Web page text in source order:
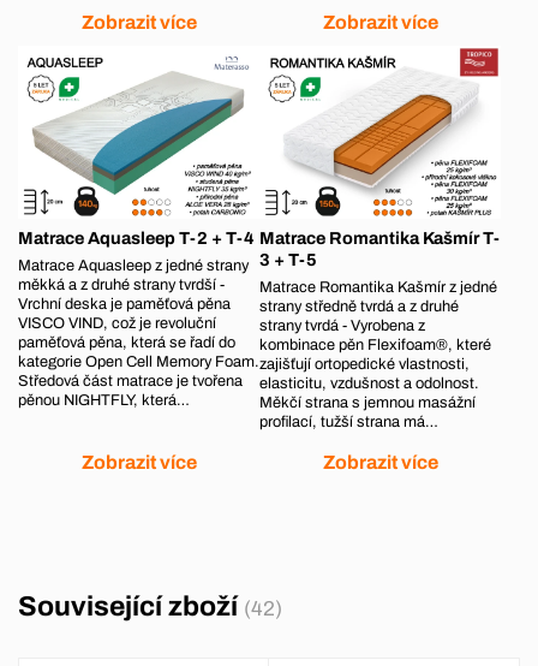
Zobrazit více Zobrazit více
Matrace Aquasleep T-2 + T-4
Matrace Aquasleep z jedné strany
měkká a z druhé strany tvrdší -
Vrchní deska je paměťová pěna
VISCO VIND, což je revoluční
paměťová pěna, která se řadí do
kategorie Open Cell Memory Foam.
Středová část matrace je tvořena
pěnou NIGHTFLY, která…
Zobrazit více
Matrace Romantika Kašmír T-
3 + T-5
Matrace Romantika Kašmír z jedné
strany středně tvrdá a z druhé
strany tvrdá - Vyrobena z
kombinace pěn Flexifoam®, které
zajišťují ortopedické vlastnosti,
elasticitu, vzdušnost a odolnost.
Měkčí strana s jemnou masážní
profilací, tužší strana má…
Zobrazit více
Související zboží (42)